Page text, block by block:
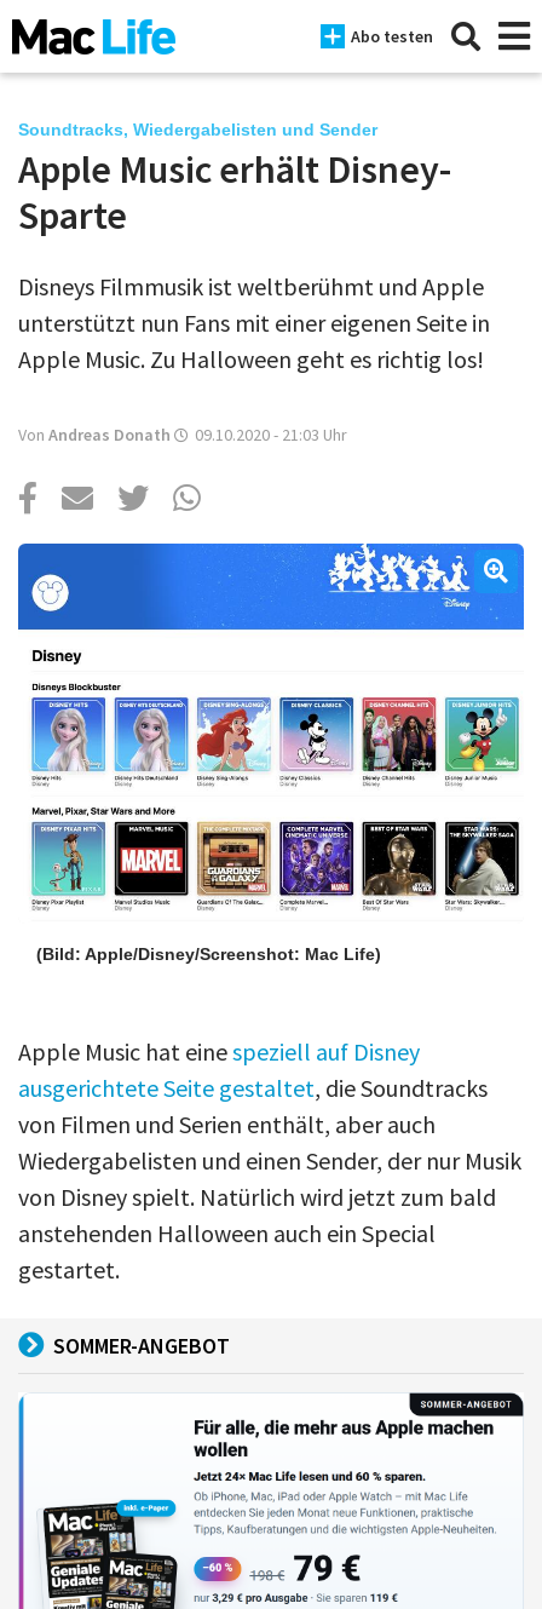
Abo testen
News
Mac
iPad
Tipps
Magazine
Über uns
Podcast
Mac Life+
Anmelden
Soundtracks, Wiedergabelisten und Sender
Apple Music erhält Disney-
Sparte
Disneys Filmmusik ist weltberühmt und Apple
unterstützt nun Fans mit einer eigenen Seite in
Apple Music. Zu Halloween geht es richtig los!
Von Andreas Donath 09.10.2020 - 21:03 Uhr
(Bild: Apple/Disney/Screenshot: Mac Life)
Apple Music hat einespeziell auf Disney
ausgerichtete Seite gestaltet, die Soundtracks
von Filmen und Serien enthält, aber auch
Wiedergabelisten und einen Sender, der nur Musik
von Disney spielt. Natürlich wird jetzt zum bald
anstehenden Halloween auch ein Special
gestartet.
SOMMER-ANGEBOT